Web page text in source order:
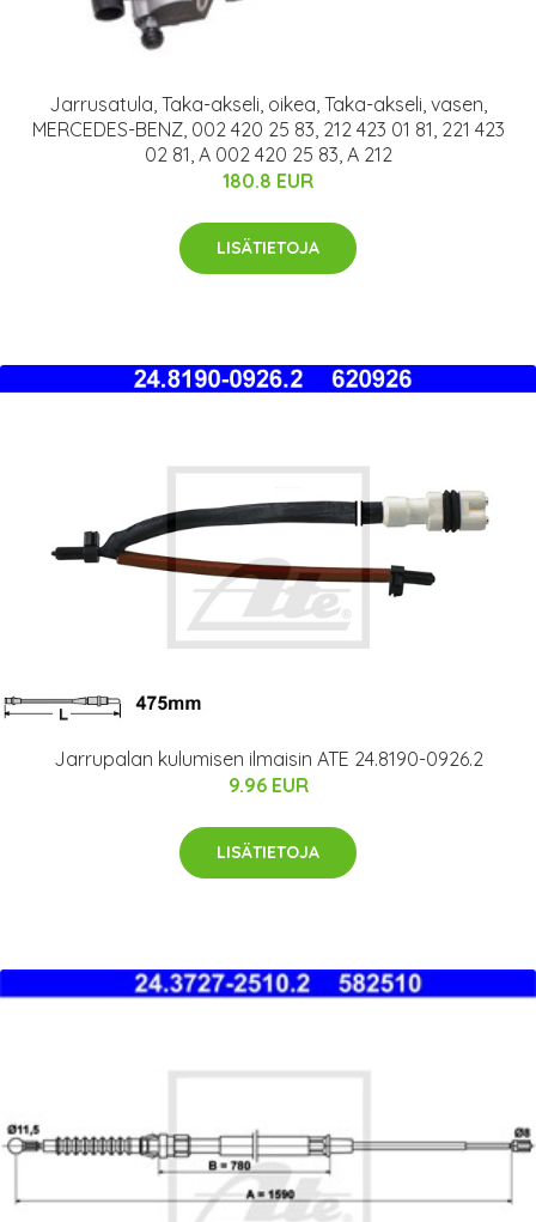
Jarrusatula, Taka-akseli, oikea, Taka-akseli, vasen,
MERCEDES-BENZ, 002 420 25 83, 212 423 01 81, 221 423
02 81, A 002 420 25 83, A 212
180.8 EUR
LISÄTIETOJA
Jarrupalan kulumisen ilmaisin ATE 24.8190-0926.2
9.96 EUR
LISÄTIETOJA